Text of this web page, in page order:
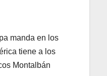
manda en los
tiene a los
Montalbán